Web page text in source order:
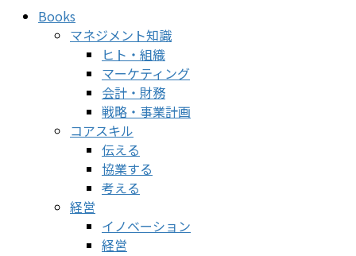
Books
マネジメント知識
ヒト・組織
マーケティング
会計・財務
戦略・事業計画
コアスキル
伝える
協業する
考える
経営
イノベーション
経営